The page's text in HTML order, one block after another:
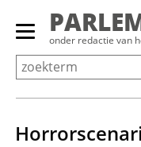
Overslaan
Primair
menu
tonen/verbergen
onder redactie van